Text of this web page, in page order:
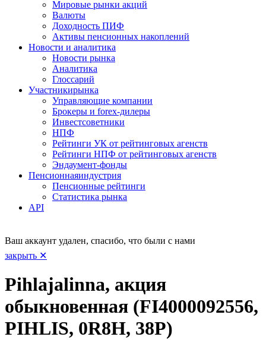
Мировые рынки акций
Валюты
Доходность ПИФ
Активы пенсионных накоплений
Новости и аналитика
Новости рынка
Аналитика
Глоссарий
Участникирынка
Управляющие компании
Брокеры и forex-дилеры
Инвестсоветники
НПФ
Рейтинги УК от рейтинговых агенств
Рейтинги НПФ от рейтинговых агенств
Эндаумент-фонды
Пенсионнаяиндустрия
Пенсионные рейтинги
Статистика рынка
API
Ваш аккаунт удален, спасибо, что были с нами
закрыть ✕
Pihlajalinna, акция
обыкновенная (FI4000092556,
PIHLIS, 0R8H, 38P)